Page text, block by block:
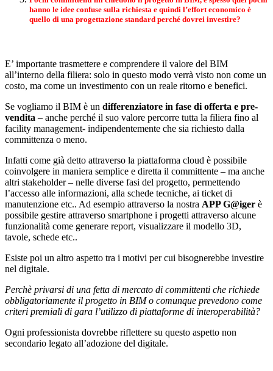
hanno le idee confuse sulla richiesta e quindi l’effort economico è
quello di una progettazione standard perché dovrei investire?
E’ importante trasmettere e comprendere il valore del BIM
all’interno della filiera: solo in questo modo verrà visto non come un
costo, ma come un investimento con un reale ritorno e benefici.
Se vogliamo il BIM è un differenziatore in fase di offerta e pre-
vendita – anche perché il suo valore percorre tutta la filiera fino al
facility management- indipendentemente che sia richiesto dalla
committenza o meno.
Infatti come già detto attraverso la piattaforma cloud è possibile
coinvolgere in maniera semplice e diretta il committente – ma anche
altri stakeholder – nelle diverse fasi del progetto, permettendo
l’accesso alle informazioni, alla schede tecniche, ai ticket di
manutenzione etc.. Ad esempio attraverso la nostra APP G@iger è
possibile gestire attraverso smartphone i progetti attraverso alcune
funzionalità come generare report, visualizzare il modello 3D,
tavole, schede etc..
Esiste poi un altro aspetto tra i motivi per cui bisognerebbe investire
nel digitale.
Perchè privarsi di una fetta di mercato di committenti che richiede
obbligatoriamente il progetto in BIM o comunque prevedono come
criteri premiali di gara l’utilizzo di piattaforme di interoperabilità?
Ogni professionista dovrebbe riflettere su questo aspetto non
secondario legato all’adozione del digitale.